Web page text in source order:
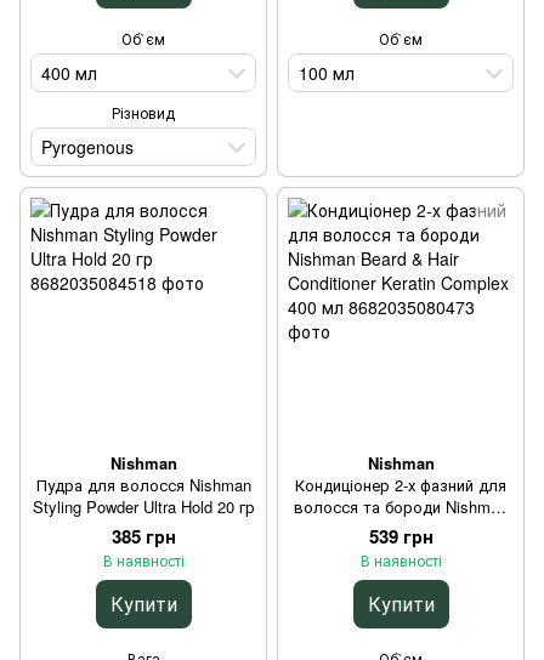
Об`єм
400 мл
Різновид
Pyrogenous
Об`єм
100 мл
Nishman
Пудра для волосся Nishman
Styling Powder Ultra Hold 20 гр
385 грн
В наявності
Купити
Nishman
Кондиціонер 2-х фазний для
волосся та бороди Nishman
Beard & Hair Conditioner
Keratin Complex 400 мл
539 грн
В наявності
Купити